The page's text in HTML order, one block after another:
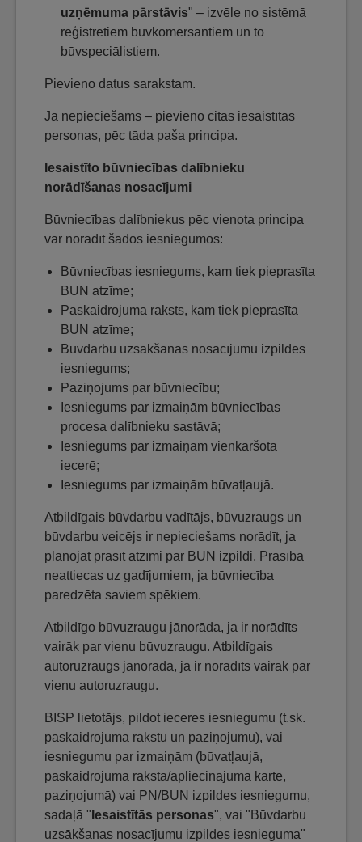
uzņēmuma pārstāvis" – izvēle no sistēmā
reģistrētiem būvkomersantiem un to
būvspeciālistiem.
Pievieno datus sarakstam.
Ja nepieciešams – pievieno citas iesaistītās
personas, pēc tāda paša principa.
Iesaistīto būvniecības dalībnieku
norādīšanas nosacījumi
Būvniecības dalībniekus pēc vienota principa
var norādīt šādos iesniegumos:
Būvniecības iesniegums, kam tiek pieprasīta
BUN atzīme;
Paskaidrojuma raksts, kam tiek pieprasīta
BUN atzīme;
Būvdarbu uzsākšanas nosacījumu izpildes
iesniegums;
Paziņojums par būvniecību;
Iesniegums par izmaiņām būvniecības
procesa dalībnieku sastāvā;
Iesniegums par izmaiņām vienkāršotā
iecerē;
Iesniegums par izmaiņām būvatļaujā.
Atbildīgais būvdarbu vadītājs, būvuzraugs un
būvdarbu veicējs ir nepieciešams norādīt, ja
plānojat prasīt atzīmi par BUN izpildi. Prasība
neattiecas uz gadījumiem, ja būvniecība
paredzēta saviem spēkiem.
Atbildīgo būvuzraugu jānorāda, ja ir norādīts
vairāk par vienu būvuzraugu. Atbildīgais
autoruzraugs jānorāda, ja ir norādīts vairāk par
vienu autoruzraugu.
BISP lietotājs, pildot ieceres iesniegumu (t.sk.
paskaidrojuma rakstu un paziņojumu), vai
iesniegumu par izmaiņām (būvatļaujā,
paskaidrojuma rakstā/apliecinājuma kartē,
paziņojumā) vai PN/BUN izpildes iesniegumu,
sadaļā " Iesaistītās personas", vai "Būvdarbu
uzsākšanas nosacījumu izpildes iesnieguma"